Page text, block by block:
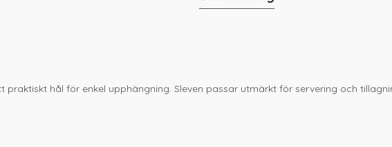
praktiskt hål för enkel upphängning. Sleven passar utmärkt för servering och